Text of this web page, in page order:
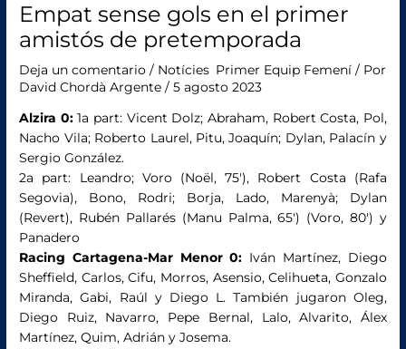
Empat sense gols en el primer
amistós de pretemporada
Deja un comentario / Notícies Primer Equip Femení / Por
David Chordà Argente/5 agosto 2023
Alzira 0:1a part: Vicent Dolz; Abraham, Robert Costa, Pol,
Nacho Vila; Roberto Laurel, Pitu, Joaquín; Dylan, Palacín y
Sergio González.
2a part: Leandro; Voro (Noël, 75′), Robert Costa (Rafa
Segovia), Bono, Rodri; Borja, Lado, Marenyà; Dylan
(Revert), Rubén Pallarés (Manu Palma, 65′) (Voro, 80′) y
Panadero
Racing Cartagena-Mar Menor 0: Iván Martínez, Diego
Sheffield, Carlos, Cifu, Morros, Asensio, Celihueta, Gonzalo
Miranda, Gabi, Raúl y Diego L. También jugaron Oleg,
Diego Ruiz, Navarro, Pepe Bernal, Lalo, Alvarito, Álex
Martínez, Quim, Adrián y Josema.